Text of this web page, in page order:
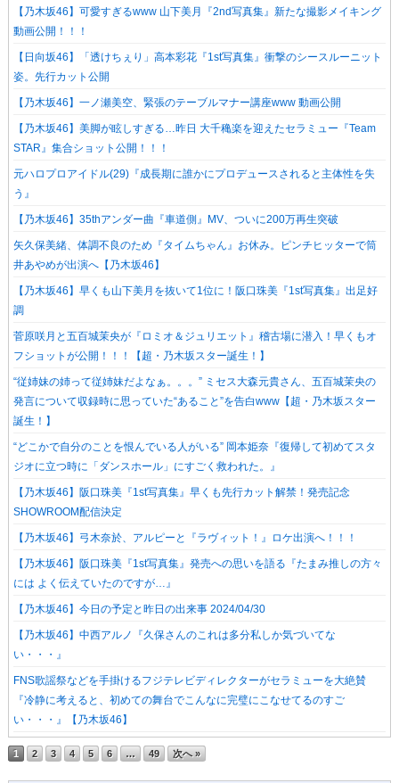
【乃木坂46】可愛すぎるwww 山下美月『2nd写真集』新たな撮影メイキング
動画公開！！！
【日向坂46】「透けちぇり」高本彩花『1st写真集』衝撃のシースルーニット
姿。先行カット公開
【乃木坂46】一ノ瀬美空、緊張のテーブルマナー講座www 動画公開
【乃木坂46】美脚が眩しすぎる…昨日 大千穐楽を迎えたセラミュー『Team
STAR』集合ショット公開！！！
元ハロプロアイドル(29)『成長期に誰かにプロデュースされると主体性を失
う』
【乃木坂46】35thアンダー曲『車道側』MV、ついに200万再生突破
矢久保美緒、体調不良のため『タイムちゃん』お休み。ピンチヒッターで筒
井あやめが出演へ【乃木坂46】
【乃木坂46】早くも山下美月を抜いて1位に！阪口珠美『1st写真集』出足好
調
菅原咲月と五百城茉央が『ロミオ＆ジュリエット』稽古場に潜入！早くもオ
フショットが公開！！！【超・乃木坂スター誕生！】
“従姉妹の姉って従姉妹だよなぁ。。。” ミセス大森元貴さん、五百城茉央の
発言について収録時に思っていた“あること”を告白www【超・乃木坂スター
誕生！】
“どこかで自分のことを恨んでいる人がいる” 岡本姫奈『復帰して初めてスタ
ジオに立つ時に「ダンスホール」にすごく救われた。』
【乃木坂46】阪口珠美『1st写真集』早くも先行カット解禁！発売記念
SHOWROOM配信決定
【乃木坂46】弓木奈於、アルピーと『ラヴィット！』ロケ出演へ！！！
【乃木坂46】阪口珠美『1st写真集』発売への思いを語る『たまみ推しの方々
には よく伝えていたのですが…』
【乃木坂46】今日の予定と昨日の出来事 2024/04/30
【乃木坂46】中西アルノ『久保さんのこれは多分私しか気づいてな
い・・・』
FNS歌謡祭などを手掛けるフジテレビディレクターがセラミューを大絶賛
『冷静に考えると、初めての舞台でこんなに完璧にこなせてるのすご
い・・・』【乃木坂46】
1 2 3 4 5 6 … 49 次へ »